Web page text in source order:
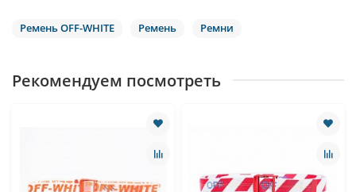
Ремень OFF-WHITE Ремень Ремни
Рекомендуем посмотреть